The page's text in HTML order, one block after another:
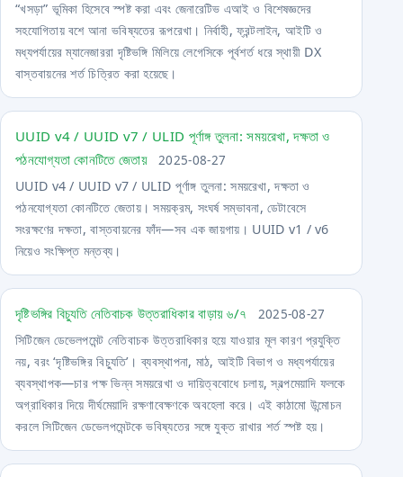
“খসড়া” ভূমিকা হিসেবে স্পষ্ট করা এবং জেনারেটিভ এআই ও বিশেষজ্ঞদের
সহযোগিতায় বশে আনা ভবিষ্যতের রূপরেখা। নির্বাহী, ফ্রন্টলাইন, আইটি ও
মধ্যপর্যায়ের ম্যানেজাররা দৃষ্টিভঙ্গি মিলিয়ে লেগেসিকে পূর্বশর্ত ধরে স্থায়ী DX
বাস্তবায়নের শর্ত চিত্রিত করা হয়েছে।
UUID v4 / UUID v7 / ULID পূর্ণাঙ্গ তুলনা: সময়রেখা, দক্ষতা ও
পঠনযোগ্যতা কোনটিতে জেতায়
2025-08-27
UUID v4 / UUID v7 / ULID পূর্ণাঙ্গ তুলনা: সময়রেখা, দক্ষতা ও
পঠনযোগ্যতা কোনটিতে জেতায়। সময়ক্রম, সংঘর্ষ সম্ভাবনা, ডেটাবেসে
সংরক্ষণের দক্ষতা, বাস্তবায়নের ফাঁদ—সব এক জায়গায়। UUID v1 / v6
নিয়েও সংক্ষিপ্ত মন্তব্য।
দৃষ্টিভঙ্গির বিচ্যুতি নেতিবাচক উত্তরাধিকার বাড়ায় ৬/৭ 2025-08-27
সিটিজেন ডেভেলপমেন্ট নেতিবাচক উত্তরাধিকার হয়ে যাওয়ার মূল কারণ প্রযুক্তি
নয়, বরং ‘দৃষ্টিভঙ্গির বিচ্যুতি’। ব্যবস্থাপনা, মাঠ, আইটি বিভাগ ও মধ্যপর্যায়ের
ব্যবস্থাপক—চার পক্ষ ভিন্ন সময়রেখা ও দায়িত্ববোধে চলায়, স্বল্পমেয়াদি ফলকে
অগ্রাধিকার দিয়ে দীর্ঘমেয়াদি রক্ষণাবেক্ষণকে অবহেলা করে। এই কাঠামো উন্মোচন
করলে সিটিজেন ডেভেলপমেন্টকে ভবিষ্যতের সঙ্গে যুক্ত রাখার শর্ত স্পষ্ট হয়।